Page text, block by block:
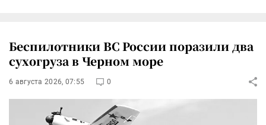
Беспилотники ВС России поразили два
сухогруза в Черном море
6 августа 2026, 07:55 0